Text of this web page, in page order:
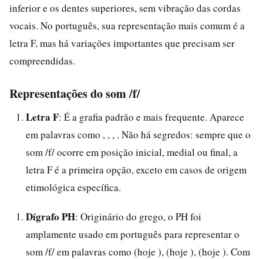
inferior e os dentes superiores, sem vibração das cordas
vocais. No português, sua representação mais comum é a
letra F, mas há variações importantes que precisam ser
compreendidas.
Representações do som /f/
Letra F: É a grafia padrão e mais frequente. Aparece
em palavras como , , , . Não há segredos: sempre que o
som /f/ ocorre em posição inicial, medial ou final, a
letra F é a primeira opção, exceto em casos de origem
etimológica específica.
Dígrafo PH: Originário do grego, o PH foi
amplamente usado em português para representar o
som /f/ em palavras como (hoje ), (hoje ), (hoje ). Com